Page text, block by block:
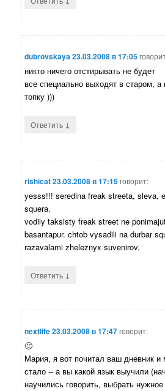
dubrovskaya23.03.2008 в 17:05
никто ничего отстирывать не будет
все специально выходят в старом,
топку )))
Ответить ↓
rishicat23.03.2008 в 17:15говорит:
yesss!!! seredina freak streeta, sleva,
squera.
vodily taksisty freak street ne
basantapur. chtob vysadili na durbar
razavalami zheleznyx suvenirov.
Ответить ↓
nextlife23.03.2008 в 17:47говорит:
🙂
Мария, я вот почитал ваш дневник и
стало -- а вы какой язык выучили
научились говорить, выбрать